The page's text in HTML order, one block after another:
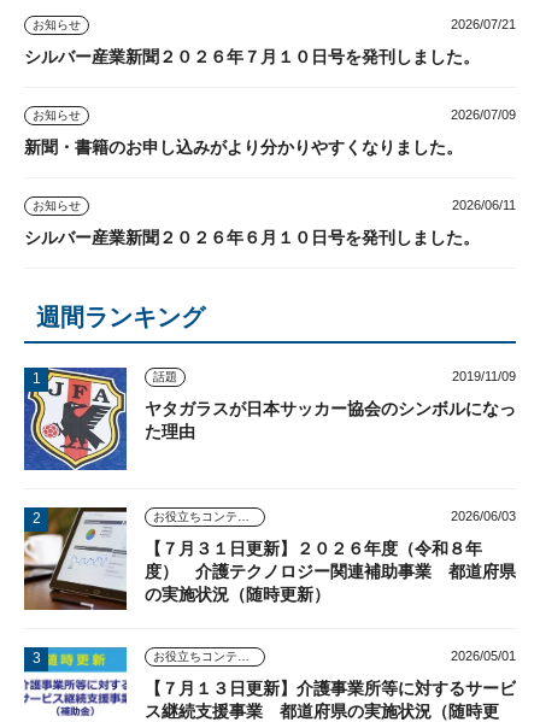
お知らせ 2026/07/21
シルバー産業新聞２０２６年７月１０日号を発刊しました。
お知らせ 2026/07/09
新聞・書籍のお申し込みがより分かりやすくなりました。
お知らせ 2026/06/11
シルバー産業新聞２０２６年６月１０日号を発刊しました。
週間ランキング
話題 2019/11/09
ヤタガラスが日本サッカー協会のシンボルになっ
た理由
2026/06/03
【７月３１日更新】２０２６年度（令和８年
度） 介護テクノロジー関連補助事業 都道府県
の実施状況（随時更新）
2026/05/01
【７月１３日更新】介護事業所等に対するサービ
ス継続支援事業 都道府県の実施状況（随時更